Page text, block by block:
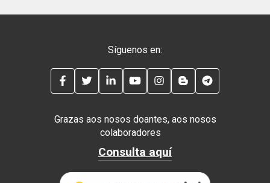
Síguenos en:
FACEBOOKTWITTERLINKEDINYOUTUBEINSTAGRAM
BLOG
Grazas aos nosos doantes, aos nosos
colaboradores
Consulta aquí